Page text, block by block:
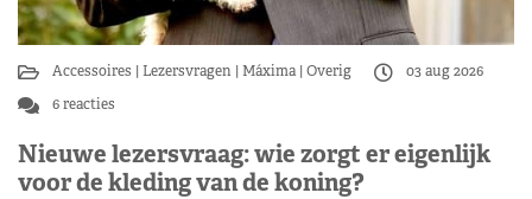
Accessoires Lezersvragen Máxima Overig
03 aug 2026
6 reacties
Nieuwe lezersvraag: wie zorgt er eigenlijk
voor de kleding van de koning?